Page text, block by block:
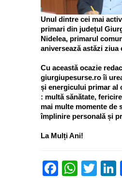
Unul dintre cei mai
primari din județul
Nidelea, primarul
aniversează astăzi ziua
Cu această ocazie
giurgiupesurse.ro îi
și energicului primar al
: multă sănătate,
mai multe momente de
împlinire personală și
La Mulți Ani!